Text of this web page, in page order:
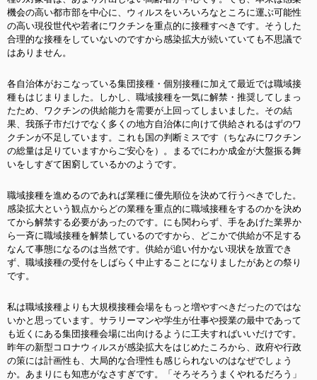
機会の高い都市部を中心に、ウィルスをいろいろなところに運ぶ可能性
の高い現役世代や若者にワクチンを重点的に接種すべきです。そうした
合理的な接種をしていないのですから感染拡大が続いていても不思議で
はありません。
各自治体がおこなっている集団接種・個別接種に加えて最近では職域接
種もはじまりました。しかし、職域接種を一気に解禁・推奨してしまっ
たため、ワクチンの供給能力を需要が上回ってしまいました。その結
果、我孫子市だけでなく多くの地方自治体に向けて供給されるはずのワ
クチンが不足しています。これも国の判断ミスです（ちなみにワクチン
の総量は足りていますからご安心を）。まるでにわか成金が大盤振る舞
いをしすぎて困窮しているかのようです。
職域接種を進めるのであれば業種に優先順位を決めて行うべきでした。
感染拡大という観点からどの業種を重点的に職域接種をするのかを決め
てから解禁する必要があったのです。にも関わらず、手をあげた業界か
ら一斉に職域接種を解禁しているのですから、どこかで供給が不足する
なんて事態になるのは当然です。供給が追い付かない現状を放置でき
ず、職域接種の受付をしばらく中止することになりましたがあとの祭り
です。
私は職域接種よりも大規模接種会場をもっと増やすべきだったのではな
いかと思っています。サラリーマンや学生が仕事や授業の最中であって
も近くにある集団接種会場に出向けるように工夫すればいいだけです。
昨年の新型コロナウィルスが感染拡大をはじめたころから、政府や行政
の策には計画性も、大局的な合理性も感じられないのはなぜでしょう
か。あまりにも知恵がなさすぎです。「そろそろうまくやれるだろう」